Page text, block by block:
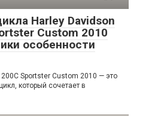
Harley Davidson
Custom 2010
особенности
Sportster Custom 2010 — это
который сочетает в